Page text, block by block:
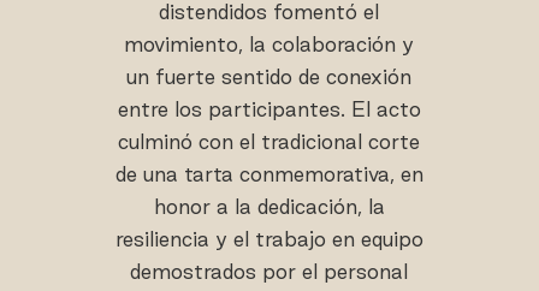
distendidos fomentó el
movimiento, la colaboración y
un fuerte sentido de conexión
entre los participantes. El acto
culminó con el tradicional corte
de una tarta conmemorativa, en
honor a la dedicación, la
resiliencia y el trabajo en equipo
demostrados por el personal